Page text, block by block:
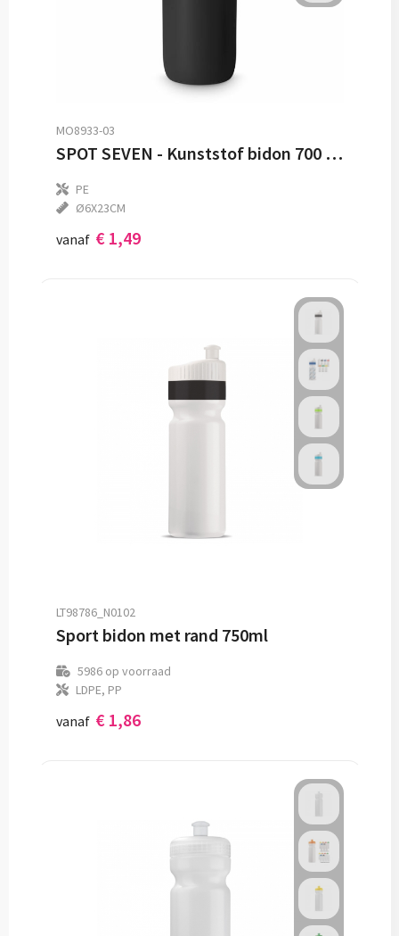
MO8933-03
SPOT SEVEN - Kunststof bidon 700 ml
PE
Ø6X23CM
vanaf € 1,49
LT98786_N0102
Sport bidon met rand 750ml
5986op voorraad
LDPE, PP
vanaf € 1,86